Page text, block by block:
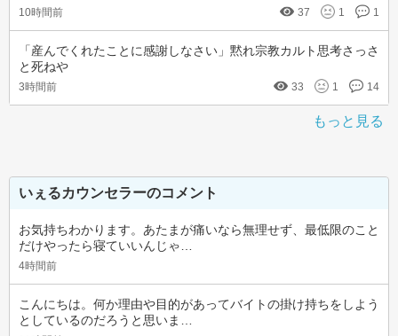
10時間前 37 1 1
「産んでくれたことに感謝しなさい」黙れ宗教カルト思考さっさ
と死ねや
3時間前 33 1 14
もっと見る
いぇるカウンセラーのコメント
お気持ちわかります。あたまが痛いなら無理せず、最低限のこと
だけやったら寝ていいんじゃ…
4時間前
こんにちは。何か理由や目的があってバイトの掛け持ちをしよう
としているのだろうと思いま…